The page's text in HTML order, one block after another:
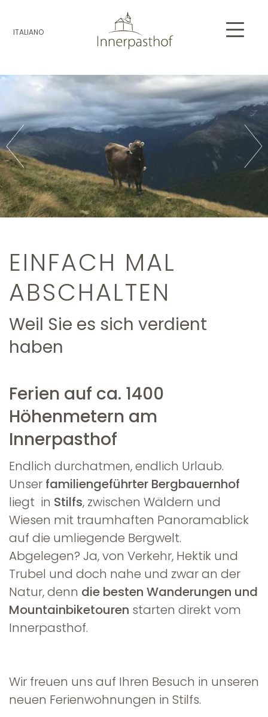
ITALIANO
EINFACH MAL
ABSCHALTEN
Weil Sie es sich verdient
haben
Ferien auf ca. 1400
Höhenmetern am
Innerpasthof
Endlich durchatmen, endlich Urlaub.
Unser familiengeführter Bergbauernhof
liegt in Stilfs, zwischen Wäldern und
Wiesen mit traumhaften Panoramablick
auf die umliegende Bergwelt.
Abgelegen? Ja, von Verkehr, Hektik und
Trubel und doch nahe und zwar an der
Natur, denn die besten Wanderungen und
Mountainbiketouren starten direkt vom
Innerpasthof.
Wir freuen uns auf Ihren Besuch in unseren
neuen Ferienwohnungen in Stilfs.